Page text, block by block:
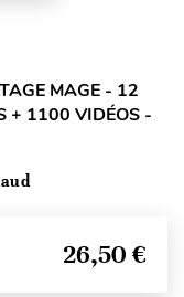
MAGE - 12
+ 1100 VIDÉOS -
26,50 €